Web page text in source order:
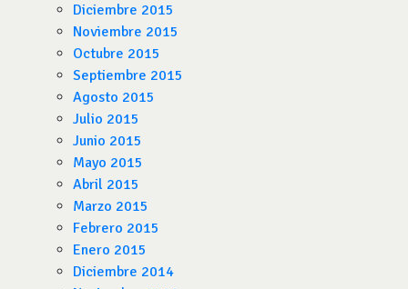
Diciembre 2015
Noviembre 2015
Octubre 2015
Septiembre 2015
Agosto 2015
Julio 2015
Junio 2015
Mayo 2015
Abril 2015
Marzo 2015
Febrero 2015
Enero 2015
Diciembre 2014